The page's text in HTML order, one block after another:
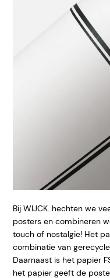
Bij WIJCK. hechten we
posters en combineren
touch of nostalgie! Het
combinatie van
Daarnaast is het papier
het papier geeft de